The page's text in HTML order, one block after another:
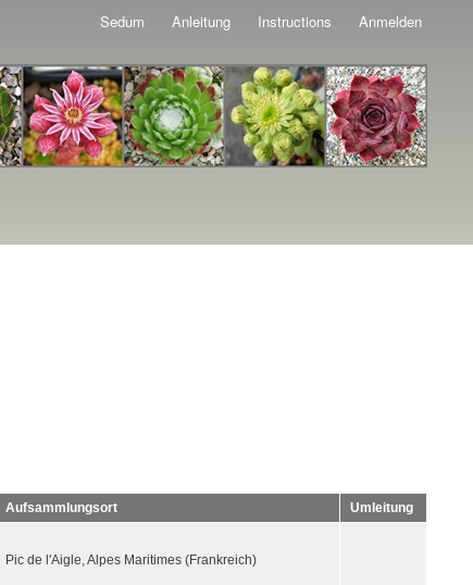
Sedum Anleitung Instructions Anmelden
Aufsammlungsort Umleitung
Pic de l'Aigle, Alpes Maritimes (Frankreich)